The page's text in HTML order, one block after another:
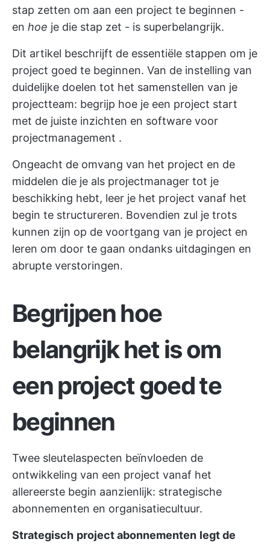
stap zetten om aan een project te beginnen -
en hoe je die stap zet - is superbelangrijk.
Dit artikel beschrijft de essentiële stappen om je
project goed te beginnen. Van de instelling van
duidelijke doelen tot het samenstellen van je
projectteam: begrijp hoe je een project start
met de juiste inzichten en software voor
projectmanagement .
Ongeacht de omvang van het project en de
middelen die je als projectmanager tot je
beschikking hebt, leer je het project vanaf het
begin te structureren. Bovendien zul je trots
kunnen zijn op de voortgang van je project en
leren om door te gaan ondanks uitdagingen en
abrupte verstoringen.
Begrijpen hoe
belangrijk het is om
een project goed te
beginnen
Twee sleutelaspecten beïnvloeden de
ontwikkeling van een project vanaf het
allereerste begin aanzienlijk: strategische
abonnementen en organisatiecultuur.
Strategisch project abonnementen legt de